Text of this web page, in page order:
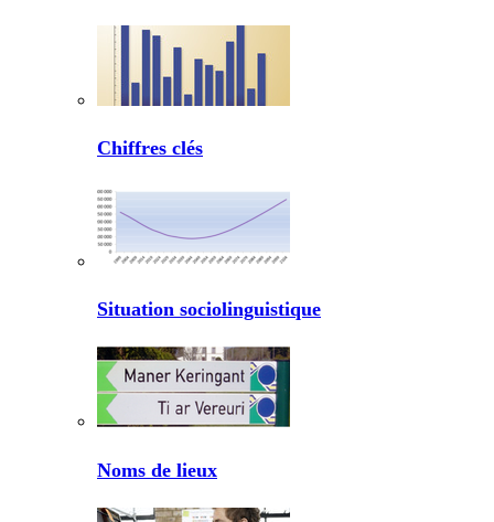
Chiffres clés
Situation sociolinguistique
Noms de lieux